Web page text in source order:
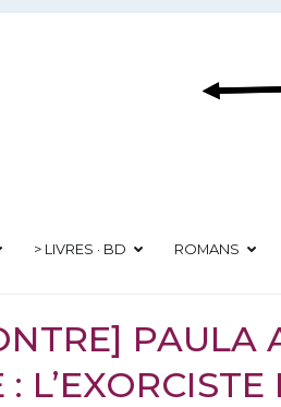
> LIVRES · BD ROMANS
PAULA
: